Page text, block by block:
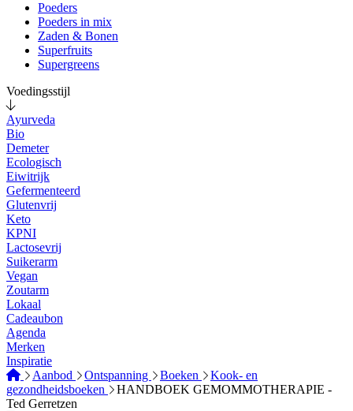
Poeders
Poeders in mix
Zaden & Bonen
Superfruits
Supergreens
Voedingsstijl
Ayurveda
Bio
Demeter
Ecologisch
Eiwitrijk
Gefermenteerd
Glutenvrij
Keto
KPNI
Lactosevrij
Suikerarm
Vegan
Zoutarm
Lokaal
Cadeaubon
Agenda
Merken
Inspiratie
Aanbod
Ontspanning Boeken
Kook- en
gezondheidsboeken
HANDBOEK GEMOMMOTHERAPIE -
Ted Gerretzen